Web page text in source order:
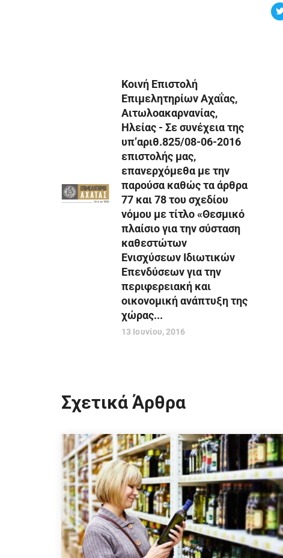
Κοινή Επιστολή
Επιμελητηρίων Αχαΐας,
Αιτωλοακαρνανίας,
Ηλείας - Σε συνέχεια της
υπ’αριθ.825/08-06-2016
επιστολής μας,
επανερχόμεθα με την
παρούσα καθώς τα άρθρα
77 και 78 του σχεδίου
νόμου με τίτλο «Θεσμικό
πλαίσιο για την σύσταση
καθεστώτων
Ενισχύσεων Ιδιωτικών
Επενδύσεων για την
περιφερειακή και
οικονομική ανάπτυξη της
χώρας...
13 Ιουνίου, 2016
Σχετικά Άρθρα